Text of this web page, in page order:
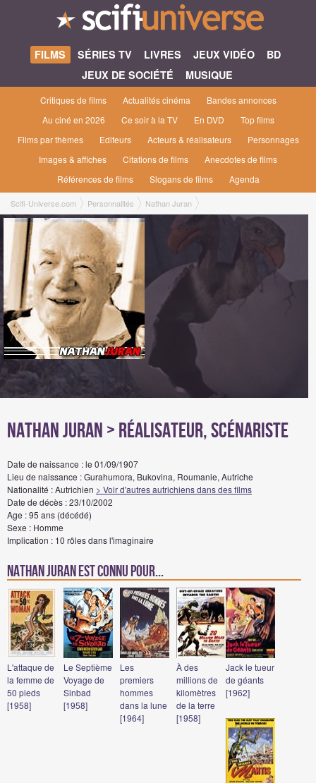
FILMS SÉRIES TV LIVRES JEUX VIDÉO
BD
JEUX DE SOCIÉTÉ
MUSIQUE
Critiques de films Actualités cinéma
Bandes annonces
Au ciné en 2026
Ce soir à la TV En DVD
Top films
Films par thèmes
Editeurs Acteurs & réalisateurs
Personnages
Images & affiches
Citations de films
Anecdotes de films
Références de films
Slogans de films Agenda
Scifi-Universe.com Personnalités Nathan Juran
Nathan Juran> Réalisateur, Scénariste
Date de naissance : le 01/09/1907
Lieu de naissance : Gurahumora, Bukovina, Roumanie, Autriche
Nationalité : Autrichien > Voir d'autres autrichiens dans des films
Date de décès : 23/10/2002
Age : 95 ans (décédé)
Sexe : Homme
Implication : 10 rôles dans l'imaginaire
Nathan Juran est connu pour...
L'attaque de
la femme de
50 pieds
[1958]
Le Septième
Voyage de
Sinbad
[1958]
Les
premiers
hommes
dans la lune
[1964]
À des
millions de
kilomètres
de la terre
[1958]
Jack le tueur
de géants
[1962]